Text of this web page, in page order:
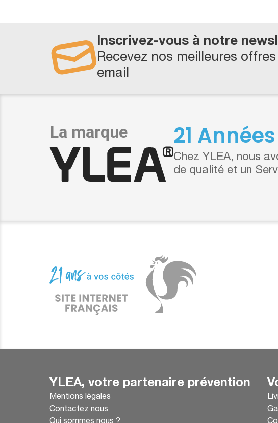
Inscrivez-vous à notre
Recevez nos meilleures
email
21
Chez YLEA, nous
de qualité et un
YLEA, votre partenaire prévention
Mentions légales
Contactez nous